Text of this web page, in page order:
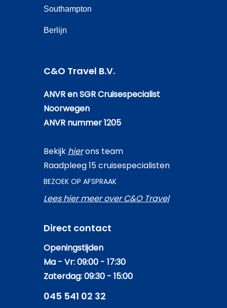
Southampton
Berlijn
C&O Travel B.V.
ANVR en SGR Cruisespecialist
Noorwegen
ANVR nummer 1205
Bekijk hierons team
Raadpleeg 15 cruisespecialisten
BEZOEK OP AFSPRAAK
Lees hier meer over C&O Travel
Direct contact
Openingstijden
Ma - Vr: 09:00 - 17:30
Zaterdag: 09:30 - 15:00
045 541 02 32